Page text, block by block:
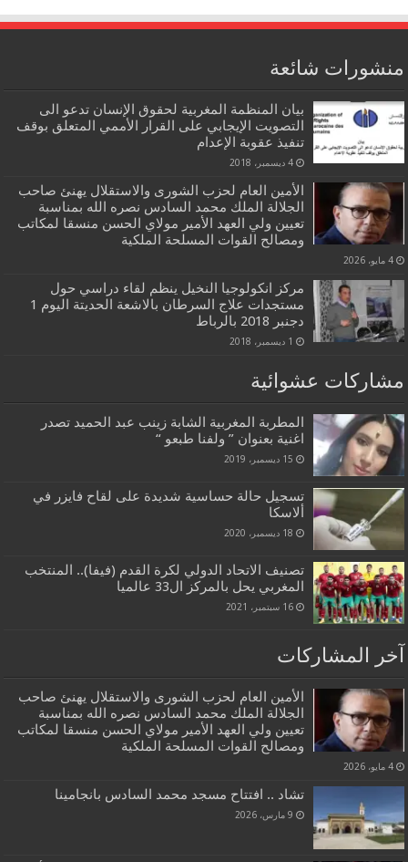
منشورات شائعة
بيان المنظمة المغربية لحقوق الإنسان تدعو الى
التصويت الإيجابي على القرار الأممي المتعلق بوقف
تنفيذ عقوبة الإعدام
4 ديسمبر، 2018
الأمين العام لحزب الشورى والاستقلال يهنئ صاحب
الجلالة الملك محمد السادس نصره الله بمناسبة
تعيين ولي العهد الأمير مولاي الحسن منسقا لمكاتب
ومصالح القوات المسلحة الملكية
4 مايو، 2026
مركز انكولوجيا النخيل ينظم لقاء دراسي حول
مستجدات علاج السرطان بالاشعة الحديتة اليوم 1
دجنبر 2018 بالرباط
1 ديسمبر، 2018
مشاركات عشوائية
المطربة المغربية الشابة زينب عبد الحميد تصدر
اغنية بعنوان ” ولفنا طبعو “
15 ديسمبر، 2019
تسجيل حالة حساسية شديدة على لقاح فايزر في
ألاسكا
18 ديسمبر، 2020
تصنيف الاتحاد الدولي لكرة القدم (فيفا).. المنتخب
المغربي يحل بالمركز ال33 عالميا
16 سبتمبر، 2021
آخر المشاركات
الأمين العام لحزب الشورى والاستقلال يهنئ صاحب
الجلالة الملك محمد السادس نصره الله بمناسبة
تعيين ولي العهد الأمير مولاي الحسن منسقا لمكاتب
ومصالح القوات المسلحة الملكية
4 مايو، 2026
تشاد .. افتتاح مسجد محمد السادس بانجامينا
9 مارس، 2026